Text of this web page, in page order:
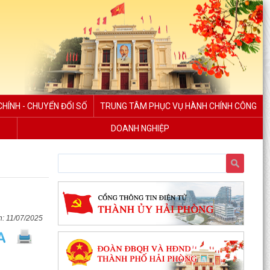
- CHUYỂN ĐỔI SỐ TRUNG TÂM PHỤC VỤ HÀNH CHÍNH CÔNG
DOANH NGHIỆP
11/07/2025